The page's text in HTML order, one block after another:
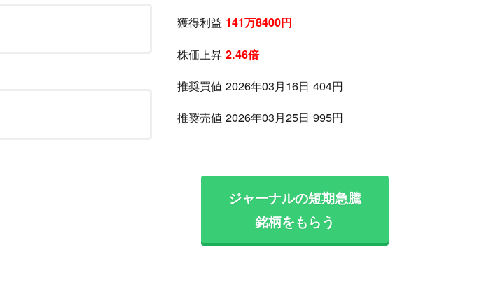
獲得利益 141万8400円
株価上昇 2.46倍
推奨買値 2026年03月16日 404円
推奨売値 2026年03月25日 995円
ジャーナルの短期急騰
銘柄をもらう